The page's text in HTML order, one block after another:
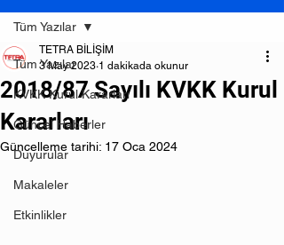
Tüm Yazılar
KVKK Kurul Kararları
Güncel Haberler
Duyurular
Makaleler
Etkinlikler
Tüm Yazılar
2018/87 Sayılı KVKK Kurul
Kararları
TETRA BİLİŞİM
3 May 2023 1 dakikada okunur
Güncelleme tarihi: 17 Oca 2024